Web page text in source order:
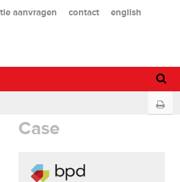
aanvragen contact english
Case